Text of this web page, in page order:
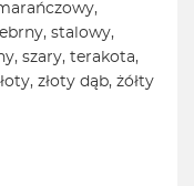
stalowy,
szary, terakota,
złoty dąb, żółty